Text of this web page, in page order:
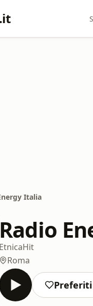
Italia
Radio
EtnicaHit
Roma
Preferiti